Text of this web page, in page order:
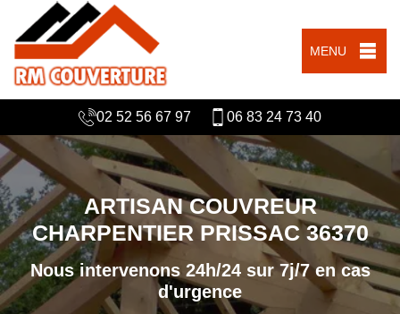
MENU
02 52 56 67 97 06 83 24 73 40
ARTISAN COUVREUR
CHARPENTIER PRISSAC 36370
Nous intervenons 24h/24 sur 7j/7 en cas
d'urgence